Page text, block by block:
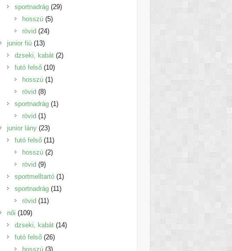
termék
sportnadrág 2929
hosszú 55
rövid 2424
junior fiú 1313
termék
dzseki, kabát 22
futó felső 1010
termék
hosszú 11
rövid 88
termék
sportnadrág 11
rövid 11
termék
junior lány 2323
termék
futó felső 1111
termék
hosszú 22
rövid 99
termék
sportmelltartó 11
sportnadrág 1111
rövid 1111
női 109109
termék
dzseki, kabát 1414
futó felső 2626
termék
hosszú 33